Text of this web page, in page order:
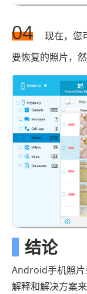
04
现在，您
要恢复的照片，
结论
Android手机照片
解释和解决方案